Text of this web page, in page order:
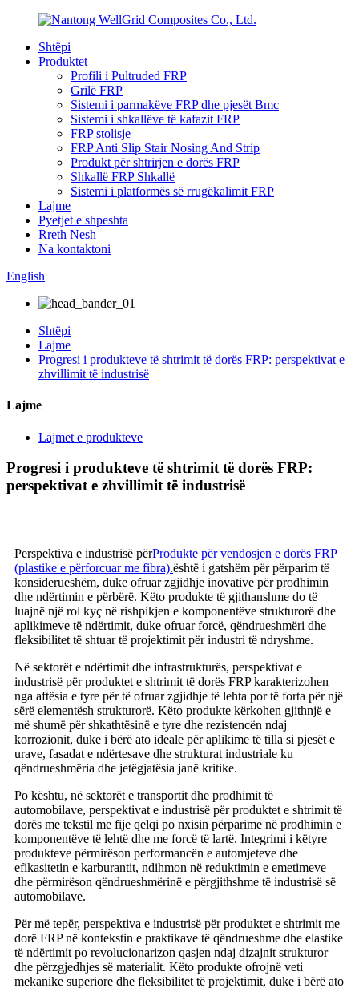
Shtëpi
Produktet
Profili i Pultruded FRP
Grilë FRP
Sistemi i parmakëve FRP dhe pjesët Bmc
Sistemi i shkallëve të kafazit FRP
FRP stolisje
FRP Anti Slip Stair Nosing And Strip
Produkt për shtrirjen e dorës FRP
Shkallë FRP Shkallë
Sistemi i platformës së rrugëkalimit FRP
Lajme
Pyetjet e shpeshta
Rreth Nesh
Na kontaktoni
English
Shtëpi
Lajme
Progresi i produkteve të shtrimit të dorës FRP: perspektivat e
zhvillimit të industrisë
Lajme
Lajmet e produkteve
Progresi i produkteve të shtrimit të dorës FRP:
perspektivat e zhvillimit të industrisë
Perspektiva e industrisë përProdukte për vendosjen e dorës FRP
(plastike e përforcuar me fibra).është i gatshëm për përparim të
konsiderueshëm, duke ofruar zgjidhje inovative për prodhimin
dhe ndërtimin e përbërë. Këto produkte të gjithanshme do të
luajnë një rol kyç në rishpikjen e komponentëve strukturorë dhe
aplikimeve të ndërtimit, duke ofruar forcë, qëndrueshmëri dhe
fleksibilitet të shtuar të projektimit për industri të ndryshme.
Në sektorët e ndërtimit dhe infrastrukturës, perspektivat e
industrisë për produktet e shtrimit të dorës FRP karakterizohen
nga aftësia e tyre për të ofruar zgjidhje të lehta por të forta për një
sërë elementësh strukturorë. Këto produkte kërkohen gjithnjë e
më shumë për shkathtësinë e tyre dhe rezistencën ndaj
korrozionit, duke i bërë ato ideale për aplikime të tilla si pjesët e
urave, fasadat e ndërtesave dhe strukturat industriale ku
qëndrueshmëria dhe jetëgjatësia janë kritike.
Po kështu, në sektorët e transportit dhe prodhimit të
automobilave, perspektivat e industrisë për produktet e shtrimit të
dorës me tekstil me fije qelqi po nxisin përparime në prodhimin e
komponentëve të lehtë dhe me forcë të lartë. Integrimi i këtyre
produkteve përmirëson performancën e automjeteve dhe
efikasitetin e karburantit, ndihmon në reduktimin e emetimeve
dhe përmirëson qëndrueshmërinë e përgjithshme të industrisë së
automobilave.
Për më tepër, perspektiva e industrisë për produktet e shtrimit me
dorë FRP në kontekstin e praktikave të qëndrueshme dhe elastike
të ndërtimit po revolucionarizon qasjen ndaj dizajnit strukturor
dhe përzgjedhjes së materialit. Këto produkte ofrojnë veti
mekanike superiore dhe fleksibilitet të projektimit, duke i bërë ato